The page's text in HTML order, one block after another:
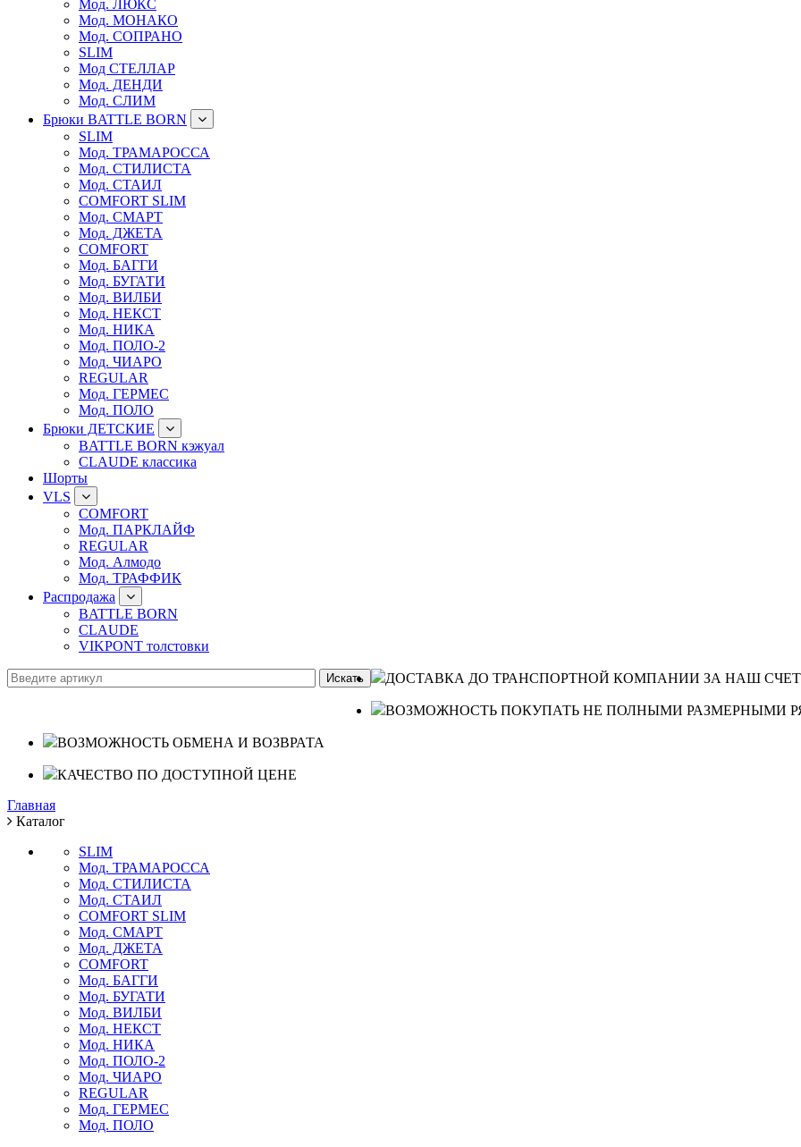
Мод. ЛЮКС
Мод. МОНАКО
Мод. СОПРАНО
SLIM
Мод СТЕЛЛАР
Мод. ДЕНДИ
Мод. СЛИМ
Брюки BATTLE BORN
SLIM
Мод. ТРАМАРОССА
Мод. СТИЛИСТА
Мод. СТАИЛ
COMFORT SLIM
Мод. СМАРТ
Мод. ДЖЕТА
COMFORT
Мод. БАГГИ
Мод. БУГАТИ
Мод. ВИЛБИ
Мод. НЕКСТ
Мод. НИКА
Мод. ПОЛО-2
Мод. ЧИАРО
REGULAR
Мод. ГЕРМЕС
Мод. ПОЛО
Брюки ДЕТСКИЕ
BATTLE BORN кэжуал
CLAUDE классика
Шорты
VLS
COMFORT
Мод. ПАРКЛАЙФ
REGULAR
Мод. Алмодо
Мод. ТРАФФИК
Распродажа
BATTLE BORN
CLAUDE
VIKPONT толстовки
ДОСТАВКА ДО ТРАНСПОРТНОЙ КОМПАНИИ ЗА НАШ СЧЕТ
ВОЗМОЖНОСТЬ ПОКУПАТЬ НЕ ПОЛНЫМИ РАЗМЕРНЫМИ
ВОЗМОЖНОСТЬ ОБМЕНА И ВОЗВРАТА
КАЧЕСТВО ПО ДОСТУПНОЙ ЦЕНЕ
Главная
Каталог
SLIM
Мод. ТРАМАРОССА
Мод. СТИЛИСТА
Мод. СТАИЛ
COMFORT SLIM
Мод. СМАРТ
Мод. ДЖЕТА
COMFORT
Мод. БАГГИ
Мод. БУГАТИ
Мод. ВИЛБИ
Мод. НЕКСТ
Мод. НИКА
Мод. ПОЛО-2
Мод. ЧИАРО
REGULAR
Мод. ГЕРМЕС
Мод. ПОЛО